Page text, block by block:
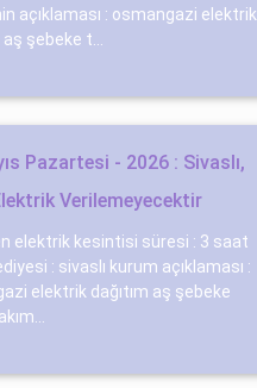
açıklaması : osmangazi elektrik
aş şebeke t...
Pazartesi - 2026 : Sivaslı,
Verilemeyecektir
elektrik kesintisi süresi : 3 saat
: sivaslı kurum açıklaması :
elektrik dağıtım aş şebeke